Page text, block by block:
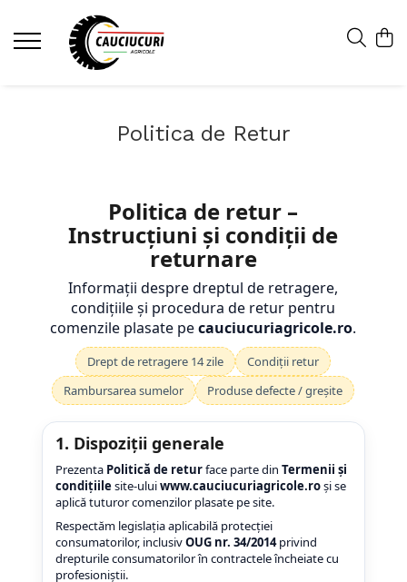
Politica de Retur
Politica de retur –
Instrucțiuni și condiții de
returnare
Informații despre dreptul de retragere,
condițiile și procedura de retur pentru
comenzile plasate pecauciucuriagricole.ro.
Drept de retragere 14 zile
Condiții retur
Rambursarea sumelor
Produse defecte / greșite
1. Dispoziții generale
Prezenta Politică de returface parte din Termenii și
condițiile site-uluiwww.cauciucuriagricole.roși se
aplică tuturor comenzilor plasate pe site.
Respectăm legislația aplicabilă protecției
consumatorilor, inclusivOUG nr. 34/2014privind
drepturile consumatorilor în contractele încheiate cu
profesioniștii.